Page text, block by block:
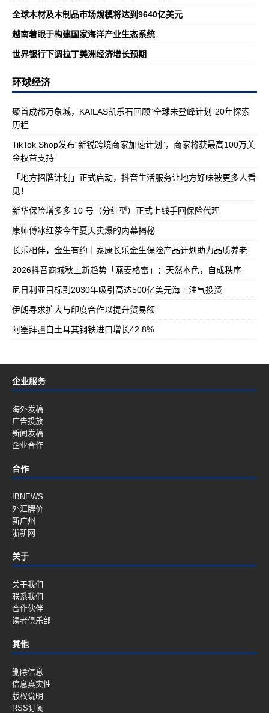
全球木材及木制品市场规模将达到9640亿美元
越南着眼于构建国家海洋产业生态系统
世界银行下调拉丁美洲经济增长预期
环球经济
聚首成都万象城，KAILAS凯乐石回顾“全球未登峰计划”20年探索
历程
TikTok Shop发布“新锐跨境商家加速计划”，商家将获最高100万美
金权益支持
「地方招牌计划」正式启动，抖音生活服务让地方好味被更多人看
见！
新华保险增多多 10 号（分红型）正式上线手回保险代理
康师傅冰红茶今年夏天卖爆的内幕揭秘
长乐相伴，金生有约｜泰康长乐金生保险产品计划助力品质养老
2026抖音商城秋上新趋势「燕麦格雷」：天然本色，自成秩序
尼日利亚目标到2030年吸引高达500亿美元海上油气投资
伊朗寻求扩大与印度合作以提升贸易额
阿塞拜疆自土耳其钢铁进口增长42.8%
企业服务
海外发稿
广告投放
新闻发稿
企业合作
合作
IBNEWS
外汇牌价
新广州
浙新网
关于
关于我们
联系我们
合作伙伴
读者俱乐部
其他
删除信息
信息真实性
版权说明
RSS订阅